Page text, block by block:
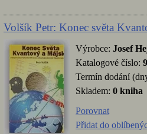
Volšík Petr: Konec světa
Výrobce: Josef
Katalogové číslo:
Termín dodání
Skladem: 0 kniha
Porovnat
Přidat do